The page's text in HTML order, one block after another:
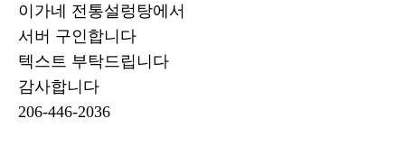
이가네 전통설렁탕에서
서버 구인합니다
텍스트 부탁드립니다
감사합니다
206-446-2036